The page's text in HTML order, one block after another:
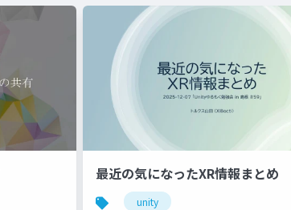
最近の気になったXR情報まとめ
unity